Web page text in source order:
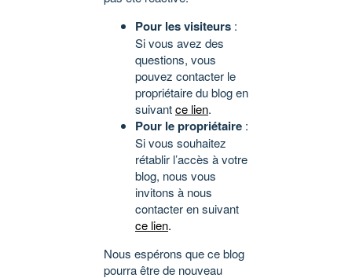
Pour les visiteurs :
Si vous avez des
questions, vous
pouvez contacter le
propriétaire du blog en
suivantce lien.
Pour le propriétaire :
Si vous souhaitez
rétablir l’accès à votre
blog, nous vous
invitons à nous
contacter en suivant
ce lien.
Nous espérons que ce blog
pourra être de nouveau